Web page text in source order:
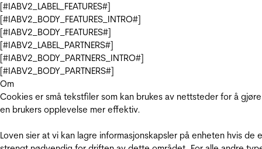
[#IABV2_LABEL_FEATURES#]
[#IABV2_BODY_FEATURES_INTRO#]
[#IABV2_BODY_FEATURES#]
[#IABV2_LABEL_PARTNERS#]
[#IABV2_BODY_PARTNERS_INTRO#]
[#IABV2_BODY_PARTNERS#]
Om
Cookies er små tekstfiler som kan brukes av nettsteder for å gjøre
en brukers opplevelse mer effektiv.
Loven sier at vi kan lagre informasjonskapsler på enheten hvis de